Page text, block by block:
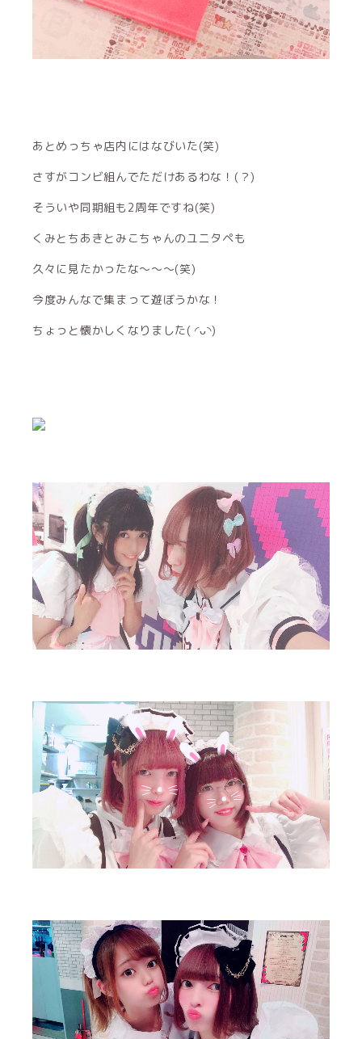
あとめっちゃ店内にはなびいた(笑)
さすがコンビ組んでただけあるわな！(？)
そういや同期組も2周年ですね(笑)
くみとちあきとみこちゃんのユニタペも
久々に見たかったな〜〜〜(笑)
今度みんなで集まって遊ぼうかな！
ちょっと懐かしくなりました( ◜ᴗ◝)